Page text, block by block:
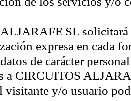
SL solicitará
expresa en cada
de carácter
a CIRCUITOS
y/o usuario